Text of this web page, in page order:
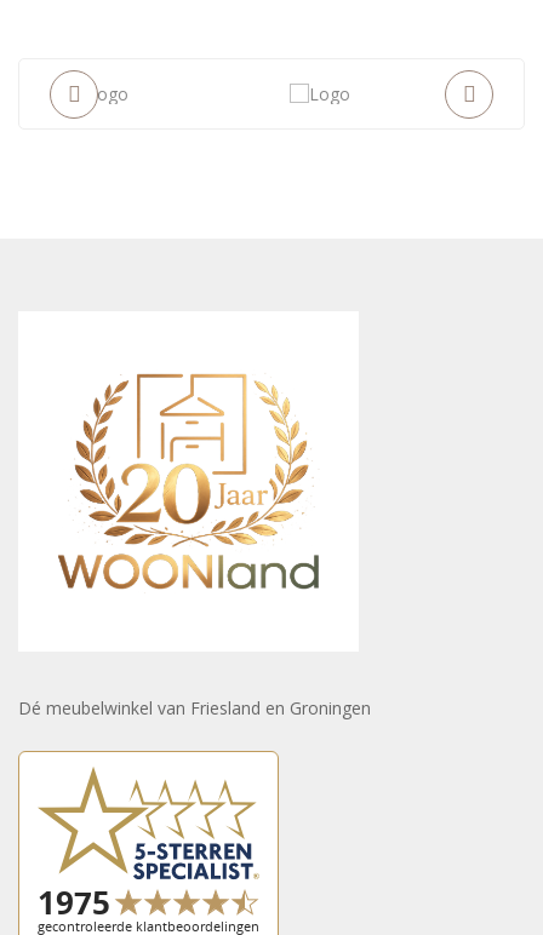
Dé meubelwinkel van Friesland en Groningen